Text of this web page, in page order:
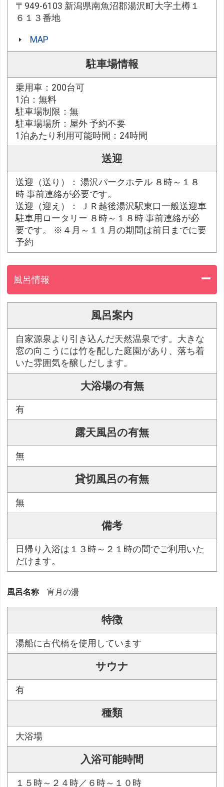
〒949-6103 新潟県南魚沼郡湯沢町大字土樽１
６１３番地
MAP
駐車場情報
乗用車：200台可
1泊：無料
駐車場制限：無
駐車場場所：屋外 予約不要
1泊あたり利用可能時間：24時間
送迎
送迎（送り）： 湯沢パークホテル ８時～１８
時 事前連絡が必要です。
送迎（迎え）： ＪＲ越後湯沢駅東口一般送迎車
駐車用ロータリー ８時～１８時 事前連絡が必
要です。 ※４月～１１月の期間は前日までに要
予約
風呂情報
風呂案内
自家源泉より引き込んだ天然温泉です。大きな
窓の向こうには竹を配した庭園があり、落ち着
いた雰囲気を醸しだします。
大浴場の有無
有
露天風呂の有無
無
貸切風呂の有無
無
備考
日帰り入浴は１３時～２１時の間でご利用いた
だけます。
風呂名称 宵月の湯
特徴
湯船に古代橋を使用しています
サウナ
有
種類
大浴場
入浴可能時間
１５時～２４時／６時～１０時